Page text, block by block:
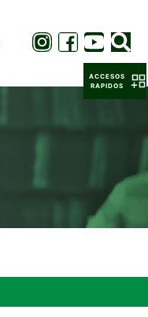
ACCESOS
RAPIDOS